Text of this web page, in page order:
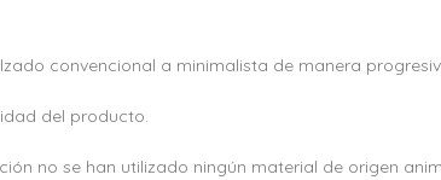
convencional a minimalista de manera
del producto.
no se han utilizado ningún material de origen